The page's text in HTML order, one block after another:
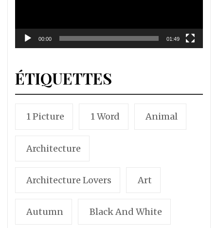
00:00 01:49
ÉTIQUETTES
1 Picture 1 Word Animal
Architecture
Architecture Lovers Art
Autumn Black And White